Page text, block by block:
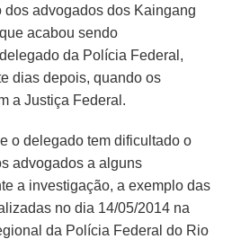
dos advogados dos Kaingang
acabou sendo
da Polícia Federal,
dias depois, quando os
a Justiça Federal.
o delegado tem dificultado o
advogados a alguns
a investigação, a exemplo das
no dia 14/05/2014 na
da Polícia Federal do Rio